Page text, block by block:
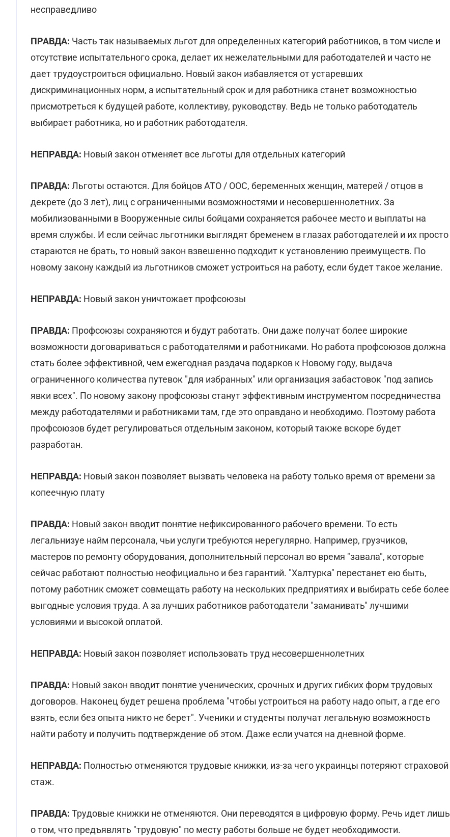
несправедливо
ПРАВДА: Часть так называемых льгот для определенных категорий работников, в том числе и
отсутствие испытательного срока, делает их нежелательными для работодателей и часто не
дает трудоустроиться официально. Новый закон избавляется от устаревших
дискриминационных норм, а испытательный срок и для работника станет возможностью
присмотреться к будущей работе, коллективу, руководству. Ведь не только работодатель
выбирает работника, но и работник работодателя.
НЕПРАВДА: Новый закон отменяет все льготы для отдельных категорий
ПРАВДА: Льготы остаются. Для бойцов АТО / ООС, беременных женщин, матерей / отцов в
декрете (до 3 лет), лиц с ограниченными возможностями и несовершеннолетних. За
мобилизованными в Вооруженные силы бойцами сохраняется рабочее место и выплаты на
время службы. И если сейчас льготники выглядят бременем в глазах работодателей и их просто
стараются не брать, то новый закон взвешенно подходит к установлению преимуществ. По
новому закону каждый из льготников сможет устроиться на работу, если будет такое желание.
НЕПРАВДА: Новый закон уничтожает профсоюзы
ПРАВДА: Профсоюзы сохраняются и будут работать. Они даже получат более широкие
возможности договариваться с работодателями и работниками. Но работа профсоюзов должна
стать более эффективной, чем ежегодная раздача подарков к Новому году, выдача
ограниченного количества путевок "для избранных" или организация забастовок "под запись
явки всех". По новому закону профсоюзы станут эффективным инструментом посредничества
между работодателями и работниками там, где это оправдано и необходимо. Поэтому работа
профсоюзов будет регулироваться отдельным законом, который также вскоре будет
разработан.
НЕПРАВДА: Новый закон позволяет вызвать человека на работу только время от времени за
копеечную плату
ПРАВДА: Новый закон вводит понятие нефиксированного рабочего времени. То есть
легальнизуе найм персонала, чьи услуги требуются нерегулярно. Например, грузчиков,
мастеров по ремонту оборудования, дополнительный персонал во время "завала", которые
сейчас работают полностью неофициально и без гарантий. "Халтурка" перестанет ею быть,
потому работник сможет совмещать работу на нескольких предприятиях и выбирать себе более
выгодные условия труда. А за лучших работников работодатели "заманивать" лучшими
условиями и высокой оплатой.
НЕПРАВДА: Новый закон позволяет использовать труд несовершеннолетних
ПРАВДА: Новый закон вводит понятие ученических, срочных и других гибких форм трудовых
договоров. Наконец будет решена проблема "чтобы устроиться на работу надо опыт, а где его
взять, если без опыта никто не берет". Ученики и студенты получат легальную возможность
найти работу и получить подтверждение об этом. Даже если учатся на дневной форме.
НЕПРАВДА: Полностью отменяются трудовые книжки, из-за чего украинцы потеряют страховой
стаж.
ПРАВДА: Трудовые книжки не отменяются. Они переводятся в цифровую форму. Речь идет лишь
о том, что предъявлять "трудовую" по месту работы больше не будет необходимости.